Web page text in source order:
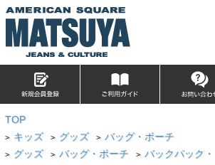
TOP
> キッズ > グッズ > バッグ・ポーチ
> グッズ > バッグ・ポーチ > バックパック